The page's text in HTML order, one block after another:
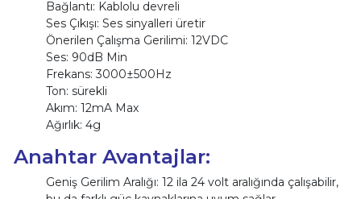
Bağlantı: Kablolu devreli
Ses Çıkışı: Ses sinyalleri üretir
Önerilen Çalışma Gerilimi: 12VDC
Ses: 90dB Min
Frekans: 3000±500Hz
Ton: sürekli
Akım: 12mA Max
Ağırlık: 4g
Anahtar Avantajlar:
Geniş Gerilim Aralığı: 12 ila 24 volt aralığında çalışabilir,